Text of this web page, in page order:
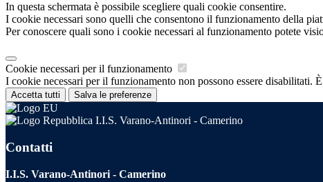
In questa schermata è possibile scegliere quali cookie consentire.
I cookie necessari sono quelli che consentono il funzionamento della
Per conoscere quali sono i cookie necessari al funzionamento potete
Cookie necessari per il funzionamento
I cookie necessari per il funzionamento non possono essere disabilitati.
Accetta tutti Salva le preferenze
I.I.S. Varano-Antinori - Camerino
Contatti
I.I.S. Varano-Antinori - Camerino